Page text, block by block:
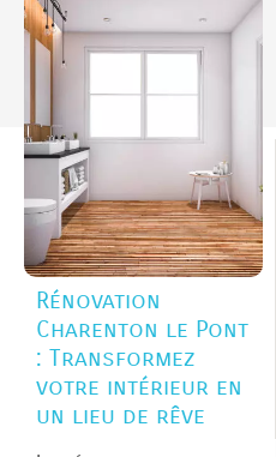
Rénovation
Charenton le Pont
: Transformez
votre intérieur en
un lieu de rêve